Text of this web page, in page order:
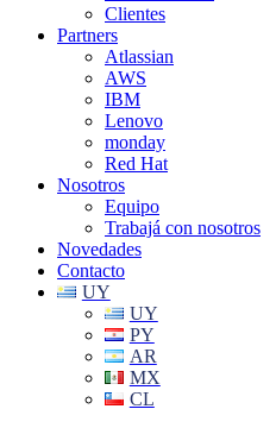
Clientes
Partners
Atlassian
AWS
IBM
Lenovo
monday
Red Hat
Nosotros
Equipo
Trabajá con nosotros
Novedades
Contacto
UY
UY
PY
AR
MX
CL